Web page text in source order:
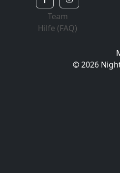
Team
Hilfe (FAQ)
© 2026